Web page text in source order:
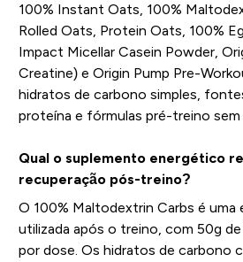
100% Instant Oats, 100%
Rolled Oats, Protein Oats, 100%
Impact Micellar Casein Powder,
Creatine) e Origin Pump Pre-
hidratos de carbono simples,
proteína e fórmulas pré-treino sem
Qual o suplemento energético
recuperação pós-treino?
O 100% Maltodextrin Carbs é uma
utilizada após o treino, com 50g
por dose. Os hidratos de carbono